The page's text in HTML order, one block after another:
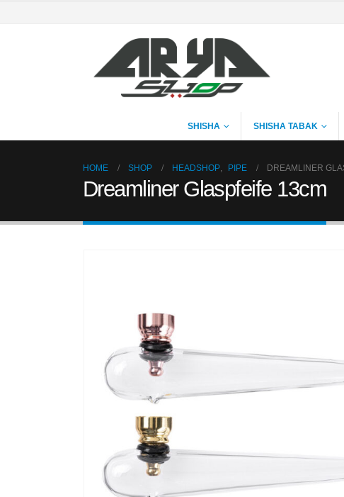
SHISHA SHISHA TABAK
HOME SHOP HEADSHOP PIPE DREAMLINER
Dreamliner Glaspfeife 13cm